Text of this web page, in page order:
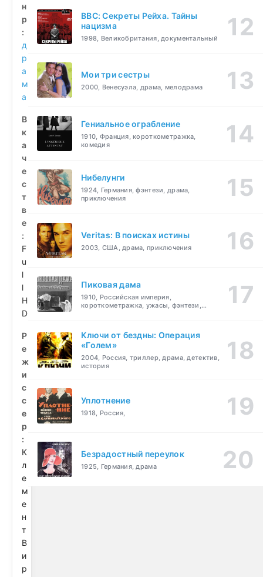
н
р
:
д
р
а
м
а
В
к
а
ч
е
с
т
в
е
:
F
u
l
l
H
D
Р
е
ж
и
с
с
е
р
:
К
л
е
м
е
н
т
В
и
р
BBC: Секреты Рейха. Тайны
нацизма
1998, Великобритания, документальный
Мои три сестры
2000, Венесуэла, драма, мелодрама
Гениальное ограбление
1910, Франция, короткометражка,
комедия
Нибелунги
1924, Германия, фэнтези, драма,
приключения
Veritas: В поисках истины
2003, США, драма, приключения
Пиковая дама
1910, Российская империя,
короткометражка, ужасы, фэнтези,
Ключи от бездны: Операция
«Голем»
2004, Россия, триллер, драма, детектив,
история
Уплотнение
1918, Россия,
Безрадостный переулок
1925, Германия, драма